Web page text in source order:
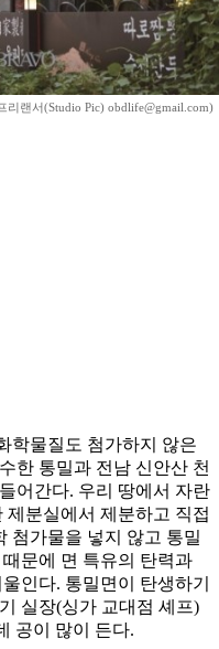
랜서(Studio Pic) obdlife@gmail.com)
학물질도 첨가하지 않은
한 통밀과 전남 신안산 천
어간다. 우리 땅에서 자란
분실에서 제분하고 직접
첨가물을 넣지 않고 통밀
문에 면 특유의 탄력과
인다. 통밀면이 탄생하기
실장(싱가 교대점 셰프)
공이 많이 든다.